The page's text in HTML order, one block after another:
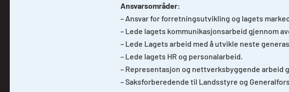
Ansvarsområder:
– Ansvar for forretningsutvikling og lagets
– Lede lagets kommunikasjonsarbeid gjennom
– Lede Lagets arbeid med å utvikle neste
– Lede lagets HR og personalarbeid.
– Representasjon og nettverksbyggende arbeid
– Saksforberedende til Landsstyre og